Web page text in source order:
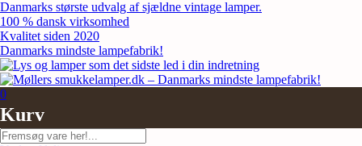
Skip
to
content
Danmarks største udvalg af sjældne vintage lamper.
100 % dansk virksomhed
Kvalitet siden 2020
Danmarks mindste lampefabrik!
0
Kurv
Søg